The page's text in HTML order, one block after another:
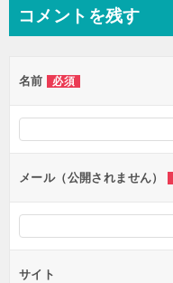
ビ
ー
シ
ン
コメントを残す
名前 必須
メール（公開されません）
サイト